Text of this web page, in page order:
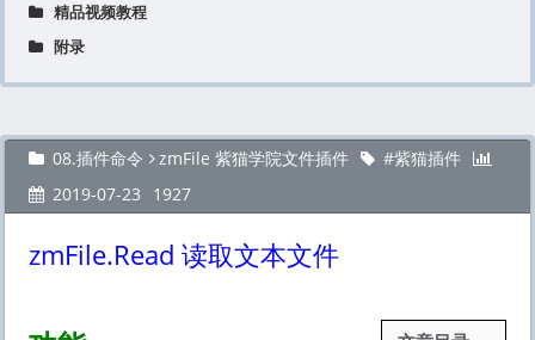
精品视频教程
附录
08.插件命令 zmFile 紫猫学院文件插件
紫猫插件
2019-07-23
1927
zmFile.Read 读取文本文件